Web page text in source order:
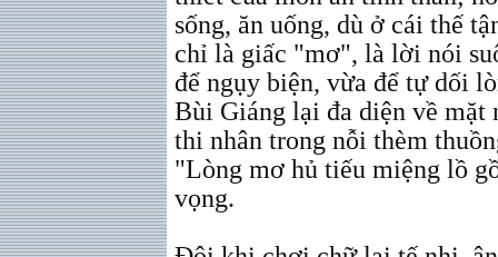
sống, ăn uống, dù ở cái thế
chỉ là giấc "mơ", là lời nói
để ngụy biện, vừa để tự dối
Bùi Giáng lại đa diện về mặt
thi nhân trong nỗi thèm
"Lòng mơ hủ tiếu miệng lồ
vọng.